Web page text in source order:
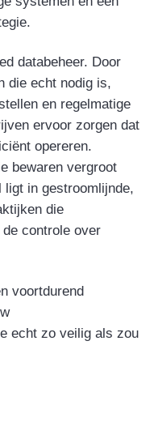
databeheer. Door
die echt nodig is,
en regelmatige
ervoor zorgen dat
opereren.
bewaren vergroot
in gestroomlijnde,
die
controle over
voortdurend
echt zo veilig als zou